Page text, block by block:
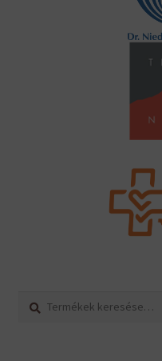
Keresés
Keresés